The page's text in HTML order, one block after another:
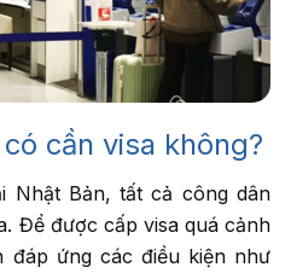
cần visa không?
Nhật Bản, tất cả công dân
Để được cấp visa quá cảnh
đáp ứng các điều kiện như
tôi